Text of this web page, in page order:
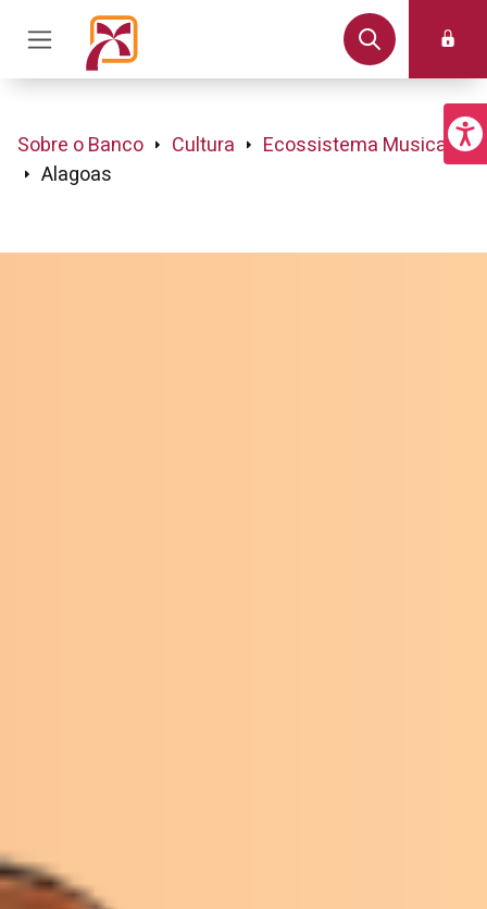
Sobre o Banco Cultura
Ecossistema Musical
Alagoas